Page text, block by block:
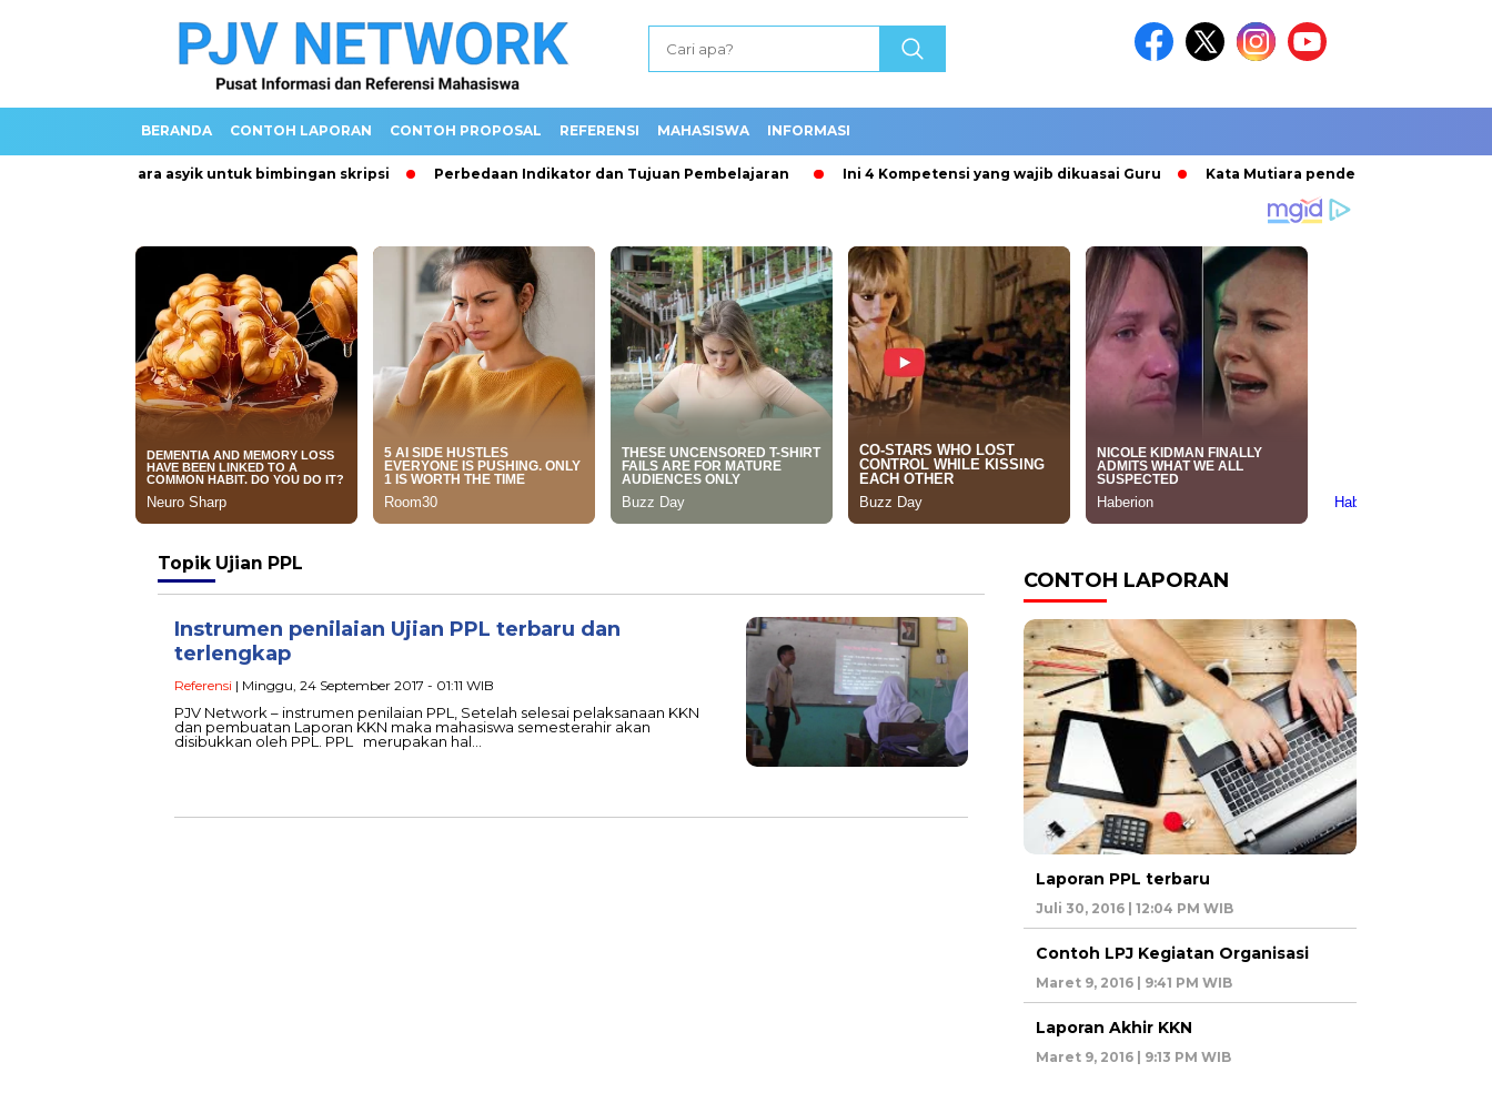
BERANDA CONTOH LAPORAN CONTOH PROPOSAL REFERENSI MAHASISWA INFORMASI
3 cara asyik untuk bimbingan skripsi Perbedaan Indikator dan Tujuan Pembelajaran Ini 4 Kompetensi yang wajib dikuasai Guru Kata Mutiara pendek penyemangat kuliah
Topik Ujian PPL
Instrumen penilaian Ujian PPL terbaru dan
terlengkap
Referensi | Minggu, 24 September 2017 - 01:11 WIB
PJV Network – instrumen penilaian PPL, Setelah selesai pelaksanaan KKN
dan pembuatan Laporan KKN maka mahasiswa semesterahir akan
disibukkan oleh PPL. PPL merupakan hal…
CONTOH LAPORAN
Laporan PPL terbaru
Juli 30, 2016 | 12:04 PM WIB
Contoh LPJ Kegiatan Organisasi
Maret 9, 2016 | 9:41 PM WIB
Laporan Akhir KKN
Maret 9, 2016 | 9:13 PM WIB